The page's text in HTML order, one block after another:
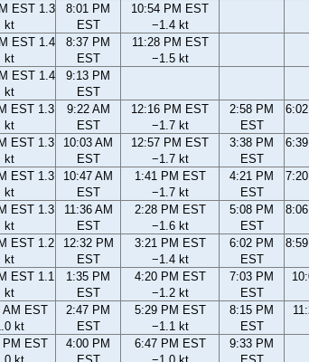
EST 1.3
kt
8:01 PM
EST
10:54 PM EST
−1.4 kt
EST 1.4
kt
8:37 PM
EST
11:28 PM EST
−1.5 kt
EST 1.4
kt
9:13 PM
EST
EST 1.3
kt
9:22 AM
EST
12:16 PM EST
−1.7 kt
2:58 PM
EST
EST 1.3
kt
10:03 AM
EST
12:57 PM EST
−1.7 kt
3:38 PM
EST
EST 1.3
kt
10:47 AM
EST
1:41 PM EST
−1.7 kt
4:21 PM
EST
EST 1.3
kt
11:36 AM
EST
2:28 PM EST
−1.6 kt
5:08 PM
EST
EST 1.2
kt
12:32 PM
EST
3:21 PM EST
−1.4 kt
6:02 PM
EST
EST 1.1
kt
1:35 PM
EST
4:20 PM EST
−1.2 kt
7:03 PM
EST
AM EST
kt
2:47 PM
EST
5:29 PM EST
−1.1 kt
8:15 PM
EST
PM EST
4:00 PM
6:47 PM EST
9:33 PM